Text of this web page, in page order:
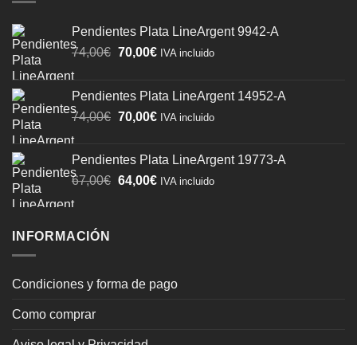
Pendientes Plata LineArgent 9942-A
74,00€ El
era:
74,00€.
70,00€El
es:
70,00€.
IVA incluido
Pendientes Plata LineArgent 14952-A
74,00€ El
era:
74,00€.
70,00€El
es:
70,00€.
IVA incluido
Pendientes Plata LineArgent 19773-A
67,00€ El
64,00€ElIVA incluido
INFORMACIÓN
Condiciones y forma de pago
Como comprar